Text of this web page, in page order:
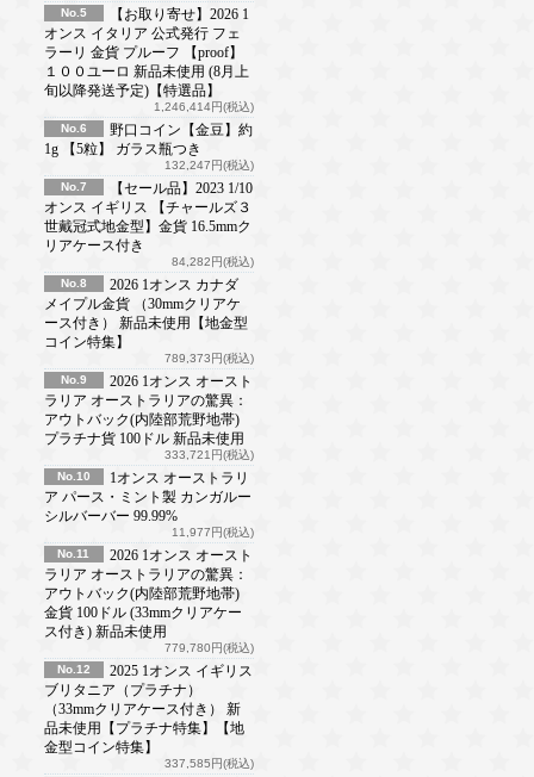
No.5
【お取り寄せ】2026 1
オンス イタリア 公式発行 フェ
ラーリ 金貨 プルーフ 【proof】
１００ユーロ 新品未使用 (8月上
旬以降発送予定)【特選品】
1,246,414円(税込)
No.6
野口コイン【金豆】約
1g 【5粒】 ガラス瓶つき
132,247円(税込)
No.7
【セール品】2023 1/10
オンス イギリス 【チャールズ３
世戴冠式地金型】金貨 16.5mmク
リアケース付き
84,282円(税込)
No.8
2026 1オンス カナダ
メイプル金貨 （30mmクリアケ
ース付き） 新品未使用【地金型
コイン特集】
789,373円(税込)
No.9
2026 1オンス オースト
ラリア オーストラリアの驚異：
アウトバック(内陸部荒野地帯)
プラチナ貨 100ドル 新品未使用
333,721円(税込)
No.10
1オンス オーストラリ
ア パース・ミント製 カンガルー
シルバーバー 99.99%
11,977円(税込)
No.11
2026 1オンス オースト
ラリア オーストラリアの驚異：
アウトバック(内陸部荒野地帯)
金貨 100ドル (33mmクリアケー
ス付き) 新品未使用
779,780円(税込)
No.12
2025 1オンス イギリス
ブリタニア（プラチナ）
（33mmクリアケース付き） 新
品未使用【プラチナ特集】【地
金型コイン特集】
337,585円(税込)